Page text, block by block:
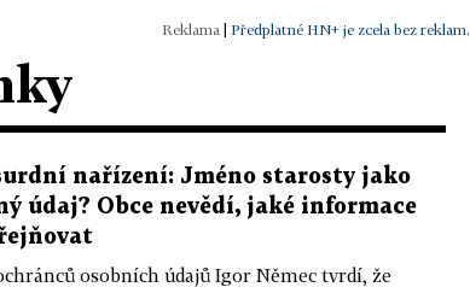
| Předplatné HN+ je zcela bez reklam.
nařízení: Jméno starosty jako
údaj? Obce nevědí, jaké informace
osobních údajů Igor Němec tvrdí, že